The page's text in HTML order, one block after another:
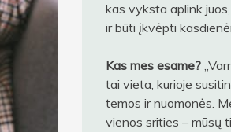
kas vyksta aplink
ir būti įkvėpti
Kas mes esame?
tai vieta, kurioje
temos ir nuomonės.
vienos srities – mūsų